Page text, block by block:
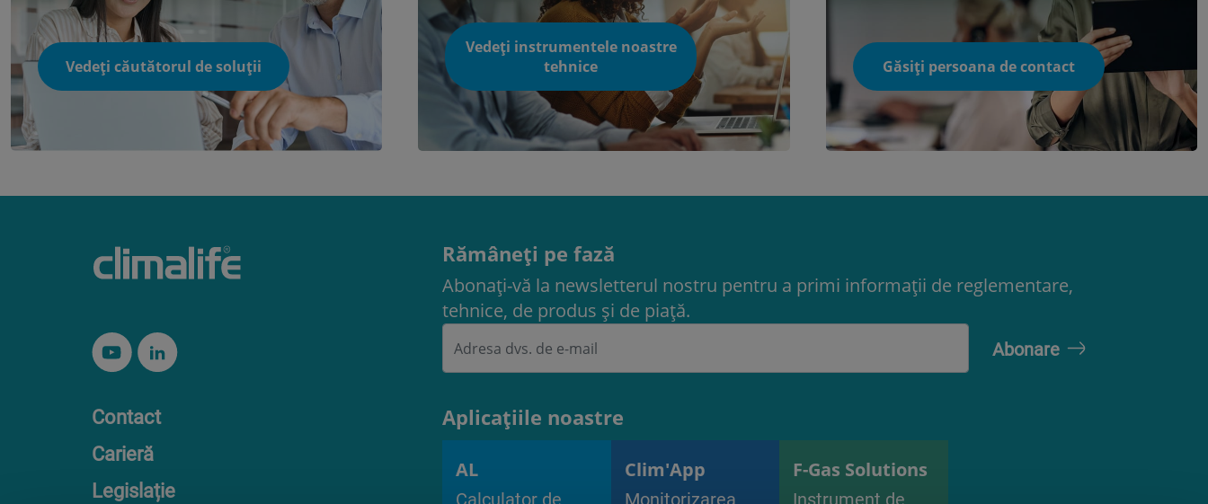
Vedeți căutătorul de soluții
Vedeți instrumentele noastre
tehnice
Găsiți persoana de contact
Contact
Carieră
Legislație
Rămâneți pe fază
Abonați-vă la newsletterul nostru pentru a primi informații de reglementare,
tehnice, de produs și de piață.
Aplicațiile noastre
AL
Calculator de
Clim'App
Monitorizarea
F-Gas Solutions
Instrument de